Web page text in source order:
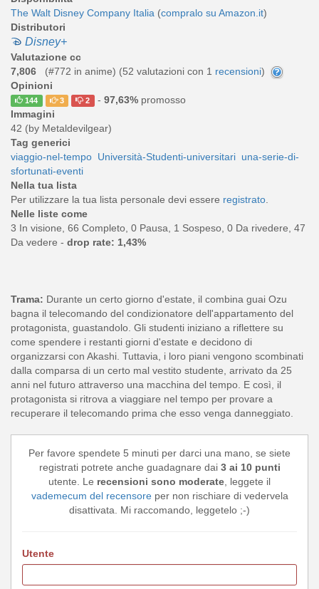
The Walt Disney Company Italia (compralo su Amazon.it)
Distributori
Disney+
Valutazione cc
7,806
(#772 in anime) (52 valutazioni con 1 recensioni)
Opinioni
144 3 2 - 97,63%promosso
Immagini
42 (by Metaldevilgear)
Tag generici
viaggio-nel-tempo Università-Studenti-universitari una-serie-di-
sfortunati-eventi
Nella tua lista
Per utilizzare la tua lista personale devi essere registrato.
Nelle liste come
3 In visione, 66 Completo, 0 Pausa, 1 Sospeso, 0 Da rivedere, 47
Da vedere - drop rate: 1,43%
Trama: Durante un certo giorno d'estate, il combina guai Ozu
bagna il telecomando del condizionatore dell'appartamento del
protagonista, guastandolo. Gli studenti iniziano a riflettere su
come spendere i restanti giorni d'estate e decidono di
organizzarsi con Akashi. Tuttavia, i loro piani vengono scombinati
dalla comparsa di un certo mal vestito studente, arrivato da 25
anni nel futuro attraverso una macchina del tempo. E così, il
protagonista si ritrova a viaggiare nel tempo per provare a
recuperare il telecomando prima che esso venga danneggiato.
Per favore spendete 5 minuti per darci una mano, se siete
registrati potrete anche guadagnare dai 3 ai 10 punti
utente. Le recensioni sono moderate, leggete il
vademecum del recensoreper non rischiare di vedervela
disattivata. Mi raccomando, leggetelo ;-)
Utente